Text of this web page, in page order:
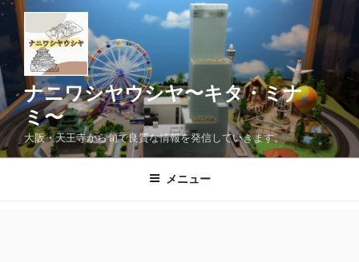
コ
ン
ツ
へ
ス
キ
ッ
ナニワシヤウシヤ〜キタ・ミナ
ミ〜
大阪・天王寺から旬で良質な情報を発信していきます。
メニュー